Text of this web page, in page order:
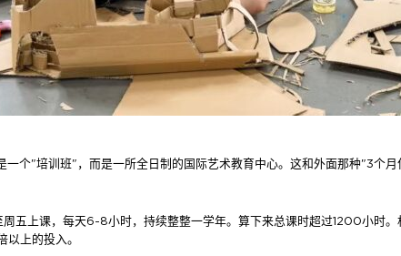
个"培训班"，而是一所全日制的国际艺术教育中心。这和外面那种"3个月
五上课，每天6-8小时，持续整整一学年。算下来总课时超过1200小时
上的投入。